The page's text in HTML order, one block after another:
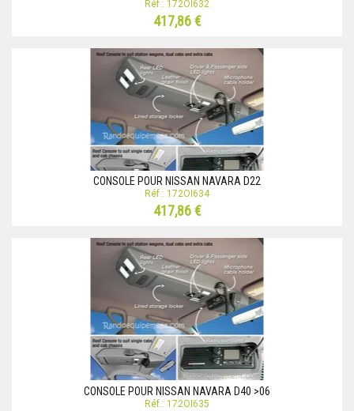
Réf.: 172OI632
417,86 €
CONSOLE POUR NISSAN NAVARA D22
Réf.: 172OI634
417,86 €
CONSOLE POUR NISSAN NAVARA D40 >06
Réf.: 172OI635